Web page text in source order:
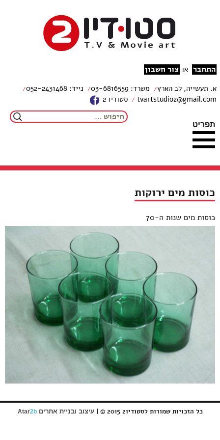
studio2
התחבר או צור חשבון
א. תעשייה, לב הארץ משרד: 03-6816559
נייד: 052-2431468
tvartstudio2@gmail.com
סטודיו 2
תפריט
חיפוש:
כוסות מים ירוקות
כוסות מים שנות ה-70
כל הזכויות שמורות לסטודיו2 2015 © | עיצוב ובניית אתרים Atar2b